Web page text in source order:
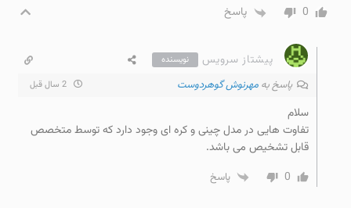
0
پاسخ
پیشتاز سرویس نویسنده
پاسخ بهمهرنوش گوهردوست
سلام
تفاوت هایی در مدل چینی و کره ای وجود دارد که توسط متخصص
قابل تشخیص می باشد.
0
پاسخ